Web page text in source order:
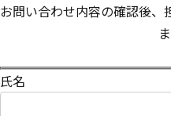
お問い合わせ内容の確認後、
氏名